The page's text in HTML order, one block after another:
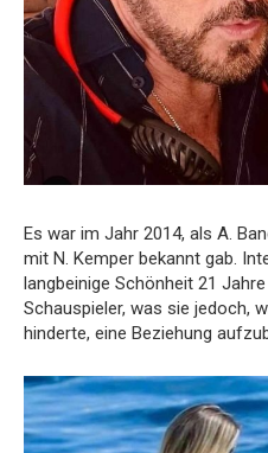
Es war im Jahr 2014, als A.
mit N. Kemper bekannt gab.
langbeinige Schönheit 21
Schauspieler, was sie jedoch,
hinderte, eine Beziehung